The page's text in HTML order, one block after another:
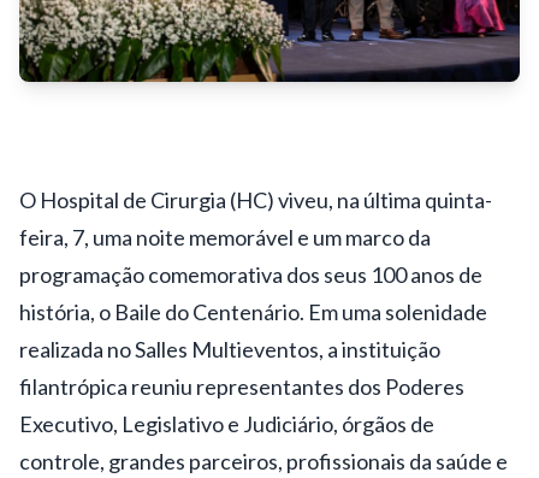
O Hospital de Cirurgia (HC) viveu, na última quinta-
feira, 7, uma noite memorável e um marco da
programação comemorativa dos seus 100 anos de
história, o Baile do Centenário. Em uma solenidade
realizada no Salles Multieventos, a instituição
filantrópica reuniu representantes dos Poderes
Executivo, Legislativo e Judiciário, órgãos de
controle, grandes parceiros, profissionais da saúde e